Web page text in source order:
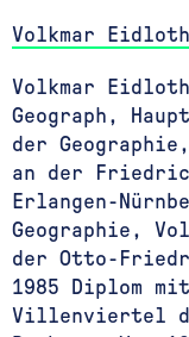
Volkmar Eidloth
Volkmar
Geograph,
der
an der
Erlangen-
Geographie,
der Otto-
1985 Diplom
Villenviertel